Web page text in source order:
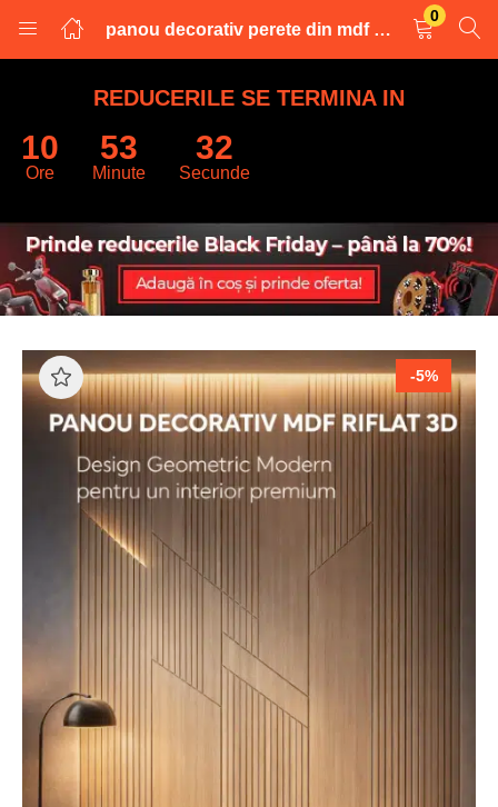
panou decorativ perete din mdf riflat 3D
0
LOGARE
INREGISTRARE
Introduceti numele de utilizator și parola pentru a va autentifica.
Logare
Parola uitata?
REDUCERILE SE TERMINA IN
10
Ore
53
Minute
31
Secunde
-5%